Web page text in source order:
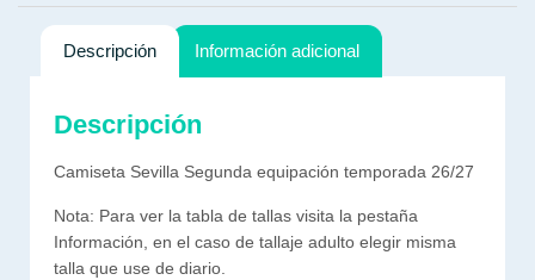
Descripción Información adicional
Descripción
Camiseta Sevilla Segunda equipación temporada 26/27
Nota: Para ver la tabla de tallas visita la pestaña
Información, en el caso de tallaje adulto elegir misma
talla que use de diario.